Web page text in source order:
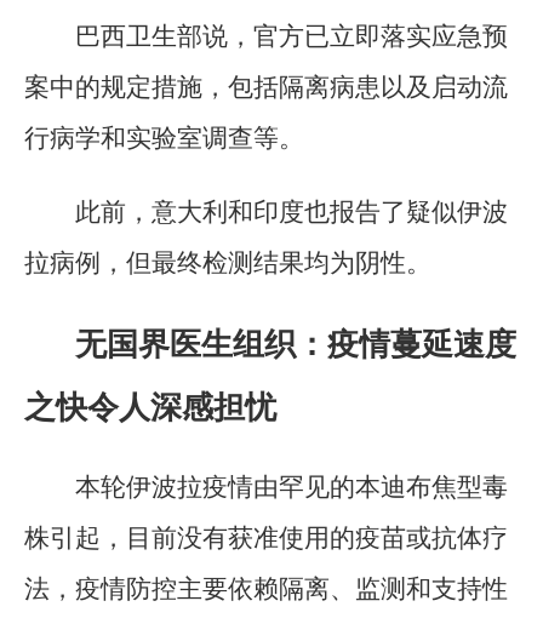
巴西卫生部说，官方已立即落实应急预
案中的规定措施，包括隔离病患以及启动流
行病学和实验室调查等。
此前，意大利和印度也报告了疑似伊波
拉病例，但最终检测结果均为阴性。
无国界医生组织：疫情蔓延速度
之快令人深感担忧
本轮伊波拉疫情由罕见的本迪布焦型毒
株引起，目前没有获准使用的疫苗或抗体疗
法，疫情防控主要依赖隔离、监测和支持性